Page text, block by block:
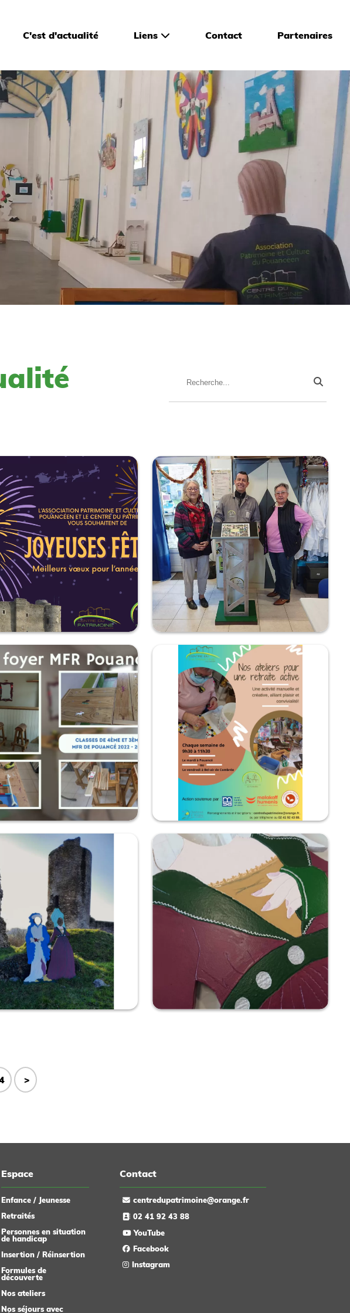
C'est d'actualité Liens Contact Partenaires
de fin d'année
vous souhaite de bonnes fêtes de fin
Projet collectif d'un pupitre
Nos retraités ont terminé un projet collectif qui nous
tenait à cœur. C'est un pupitre représentant un
chevalement où seront consultables un porte-vue
de nos projets et un book de présentation ...
des panneaux de l'atelier
des vacances pour refaire les
photos de l'atelier. Petit tour d'horizon de
on vous en fait profiter :)...
Reprise des activités des retraités
C'est reparti pour un hiver bien au chaud et des
ateliers créatifs avec nos retraités le mardi à
Pouancé et le vendredi matin à Bel-Air de
Combrée....
vous présente un proje...
>
Espace
Enfance / Jeunesse
Retraités
Personnes en situation
de handicap
Insertion / Réinsertion
Formules de
découverte
Nos ateliers
Nos séjours avec
Contact
centredupatrimoine@orange.fr
02 41 92 43 88
YouTube
Facebook
Instagram